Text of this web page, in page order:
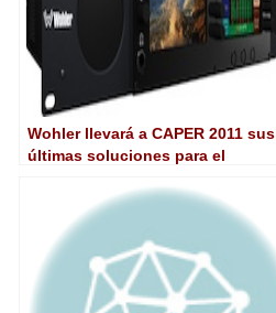
Wohler llevará a CAPER 2011 sus
últimas soluciones para el